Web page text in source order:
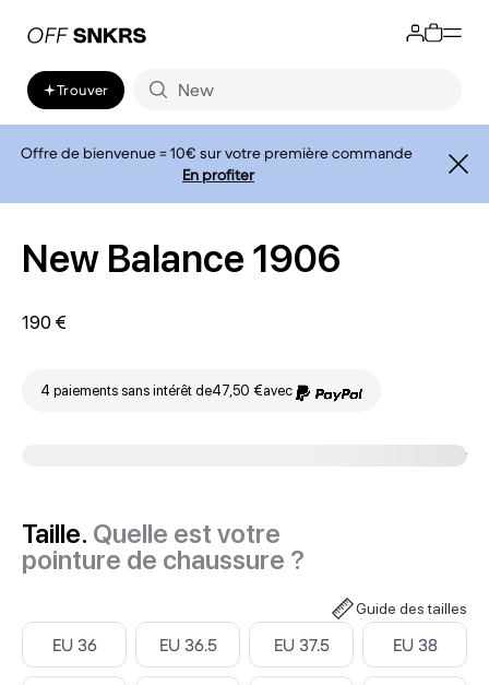
Trouver
Offre de bienvenue = 10€ sur votre première commande
En profiter
New Balance 1906
190 €
4 paiements sans intérêt de47,50 €avec
Taille. Quelle est votre
pointure de chaussure ?
Guide des tailles
Select ‎
EU 36 Select ‎
EU 36.5 Select ‎
EU 37.5 Select ‎
EU 38